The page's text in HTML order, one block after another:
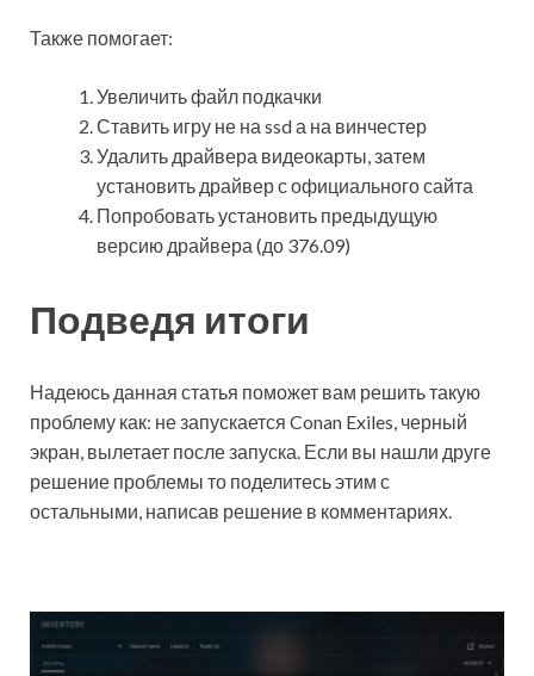
Также помогает:
Увеличить файл подкачки
Ставить игру не на ssd а на винчестер
Удалить драйвера видеокарты, затем
установить драйвер с официального сайта
Попробовать установить предыдущую
версию драйвера (до 376.09)
Подведя итоги
Надеюсь данная статья поможет вам решить такую
проблему как: не запускается Conan Exiles, черный
экран, вылетает после запуска. Если вы нашли друге
решение проблемы то поделитесь этим с
остальными, написав решение в комментариях.